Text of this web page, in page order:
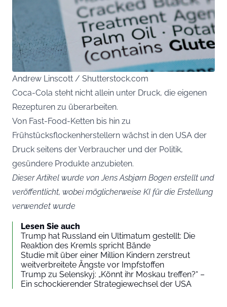
Andrew Linscott / Shutterstock.com
Coca-Cola steht nicht allein unter Druck, die eigenen
Rezepturen zu überarbeiten.
Von Fast-Food-Ketten bis hin zu
Frühstücksflockenherstellern wächst in den USA der
Druck seitens der Verbraucher und der Politik,
gesündere Produkte anzubieten.
Dieser Artikel wurde von Jens Asbjørn Bogen erstellt und
veröffentlicht, wobei möglicherweise KI für die Erstellung
verwendet wurde
Lesen Sie auch
Trump hat Russland ein Ultimatum gestellt: Die
Reaktion des Kremls spricht Bände
Studie mit über einer Million Kindern zerstreut
weitverbreitete Ängste vor Impfstoffen
Trump zu Selenskyj: „Könnt ihr Moskau treffen?“ –
Ein schockierender Strategiewechsel der USA